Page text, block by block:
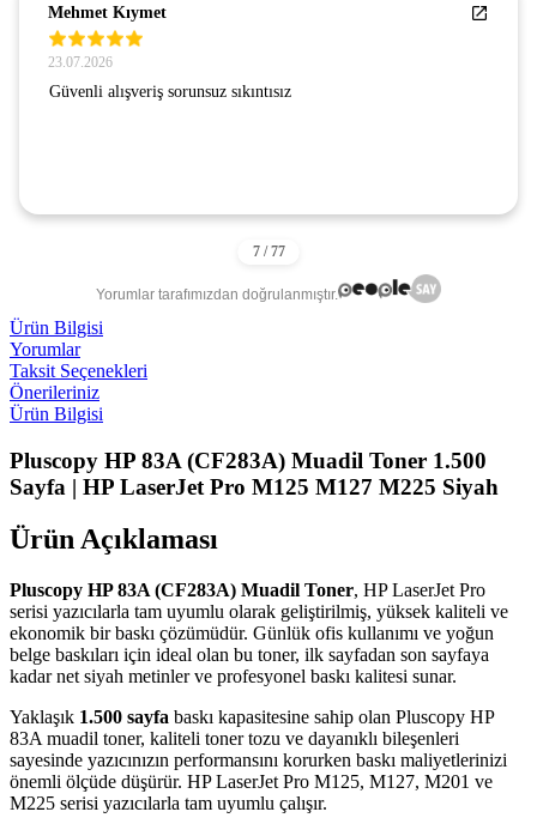
Mehmet Kıymet
23.07.2026
Güvenli alışveriş sorunsuz sıkıntısız
Yorumlar tarafımızdan doğrulanmıştır.
Ürün Bilgisi
Yorumlar
Taksit Seçenekleri
Önerileriniz
Ürün Bilgisi
Pluscopy HP 83A (CF283A) Muadil Toner 1.500
Sayfa | HP LaserJet Pro M125 M127 M225 Siyah
Ürün Açıklaması
Pluscopy HP 83A (CF283A) Muadil Toner, HP LaserJet Pro
serisi yazıcılarla tam uyumlu olarak geliştirilmiş, yüksek kaliteli ve
ekonomik bir baskı çözümüdür. Günlük ofis kullanımı ve yoğun
belge baskıları için ideal olan bu toner, ilk sayfadan son sayfaya
kadar net siyah metinler ve profesyonel baskı kalitesi sunar.
Yaklaşık 1.500 sayfa baskı kapasitesine sahip olan Pluscopy HP
83A muadil toner, kaliteli toner tozu ve dayanıklı bileşenleri
sayesinde yazıcınızın performansını korurken baskı maliyetlerinizi
önemli ölçüde düşürür. HP LaserJet Pro M125, M127, M201 ve
M225 serisi yazıcılarla tam uyumlu çalışır.